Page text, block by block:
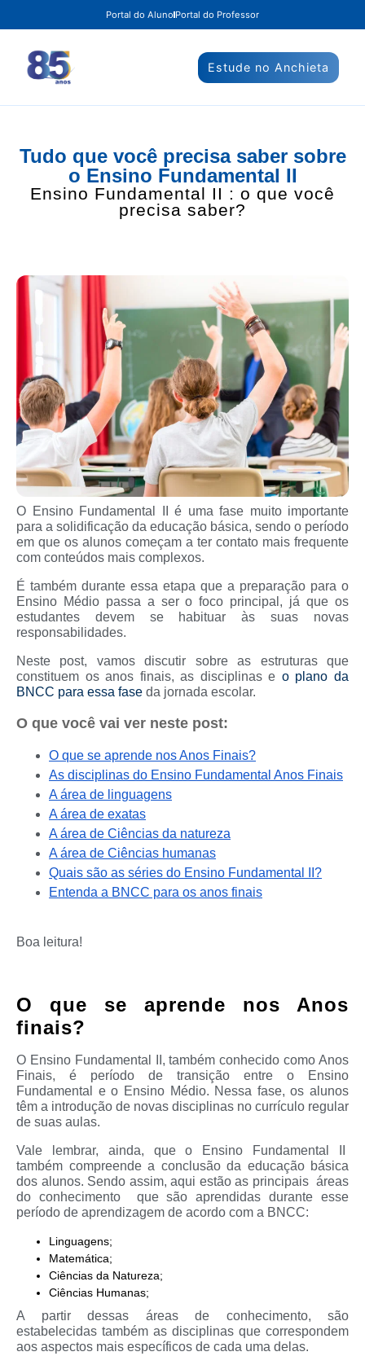
Portal do Aluno Portal do Professor
Estude no Anchieta
Tudo que você precisa saber sobre
o Ensino Fundamental II
Ensino Fundamental II : o que você
precisa saber?
O Ensino Fundamental II é uma fase muito importante
para a solidificação da educação básica, sendo o período
em que os alunos começam a ter contato mais frequente
com conteúdos mais complexos.
É também durante essa etapa que a preparação para o
Ensino Médio passa a ser o foco principal, já que os
estudantes devem se habituar às suas novas
responsabilidades.
Neste post, vamos discutir sobre as estruturas que
constituem os anos finais, as disciplinas e o plano da
BNCC para essa fase da jornada escolar.
O que você vai ver neste post:
O que se aprende nos Anos Finais?
As disciplinas do Ensino Fundamental Anos Finais
A área de linguagens
A área de exatas
A área de Ciências da natureza
A área de Ciências humanas
Quais são as séries do Ensino Fundamental II?
Entenda a BNCC para os anos finais
Boa leitura!
O que se aprende nos Anos
finais?​
O Ensino Fundamental II, também conhecido como Anos
Finais, é período de transição entre o Ensino
Fundamental e o Ensino Médio. Nessa fase, os alunos
têm a introdução de novas disciplinas no currículo regular
de suas aulas.
Vale lembrar, ainda, que o Ensino Fundamental II
também compreende a conclusão da educação básica
dos alunos. Sendo assim, aqui estão as principais áreas
do conhecimento que são aprendidas durante esse
período de aprendizagem de acordo com a BNCC:
Linguagens;
Matemática;
Ciências da Natureza;
Ciências Humanas;
A partir dessas áreas de conhecimento, são
estabelecidas também as disciplinas que correspondem
aos aspectos mais específicos de cada uma delas.